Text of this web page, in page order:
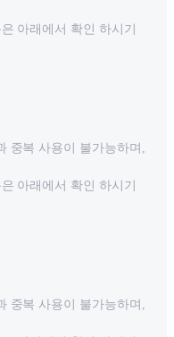
아래에서 확인 하시기
중복 사용이 불가능하며,
아래에서 확인 하시기
중복 사용이 불가능하며,